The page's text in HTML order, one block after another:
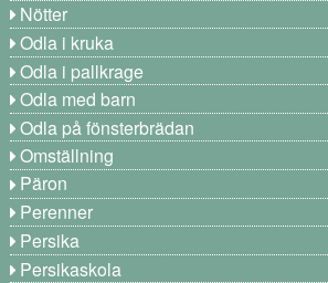
Nötter
Odla i kruka
Odla i pallkrage
Odla med barn
Odla på fönsterbrädan
Omställning
Päron
Perenner
Persika
Persikaskola